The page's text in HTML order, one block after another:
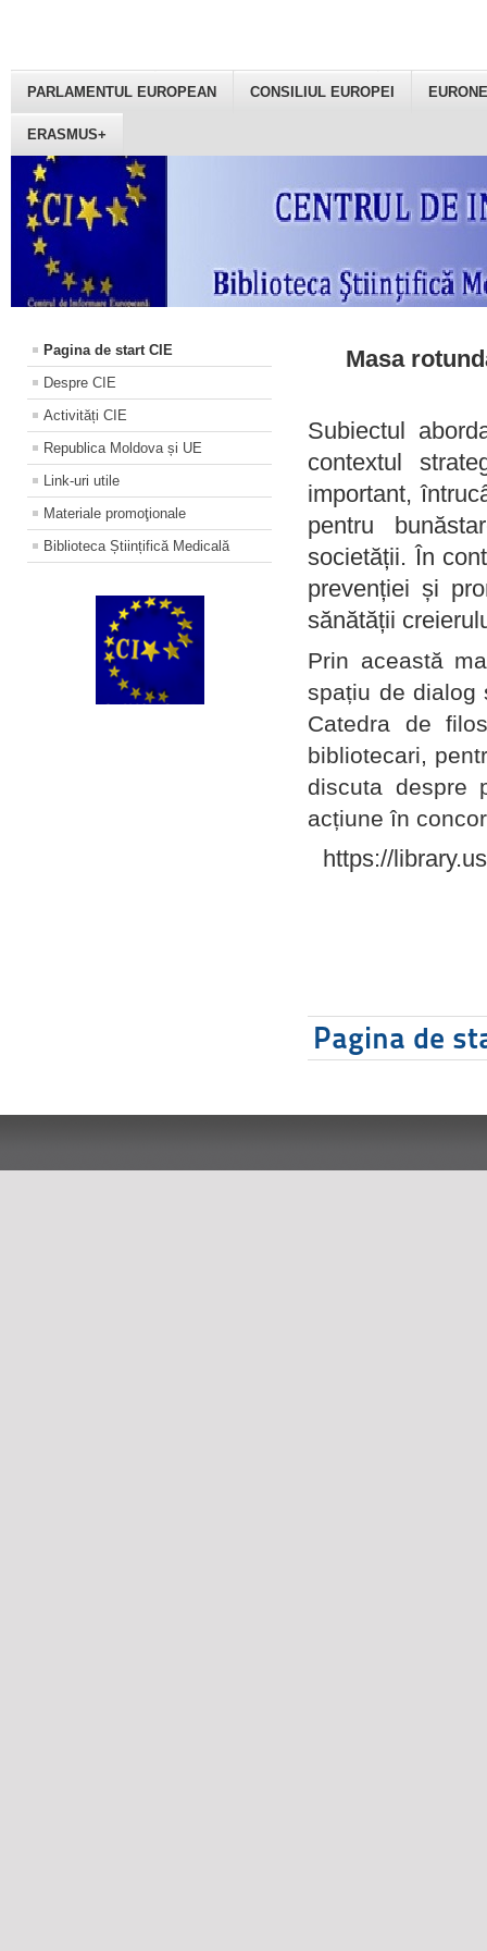
PARLAMENTUL EUROPEAN CONSILIUL EUROPEI
ERASMUS+
Pagina de start CIE
Despre CIE
Activități CIE
Republica Moldova și UE
Link-uri utile
Materiale promoţionale
Biblioteca Științifică Medicală
Masa
Subiectul
contextul
important,
pentru
societății. În
prevenției și
sănătății
Prin această
spațiu de dialog
Catedra de
bibliotecari,
discuta despre
acțiune în
https://
Pagina de